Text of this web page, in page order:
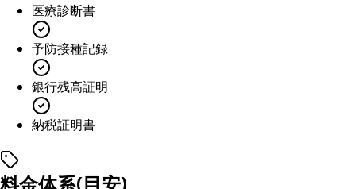
医療診断書
予防接種記録
銀行残高証明
納税証明書
料金体系(目安)